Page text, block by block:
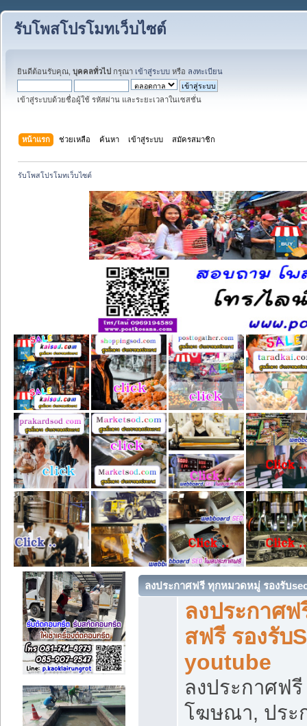
รับโพสโปรโมทเว็บไซต์
ยินดีต้อนรับคุณ, บุคคลทั่วไป กรุณา เข้าสู่ระบบ หรือ ลงทะเบียน
เข้าสู่ระบบด้วยชื่อผู้ใช้ รหัสผ่าน และระยะเวลาในเซสชั่น
หน้าแรก ช่วยเหลือ ค้นหา เข้าสู่ระบบ สมัครสมาชิก
รับโพสโปรโมทเว็บไซต์
ลงประกาศฟรี ทุกหมวดหมู่ รองรับ
ลงประกาศ
สฟรี รองรับ
youtube
ลงประกาศฟ
โฆษณา, ประ